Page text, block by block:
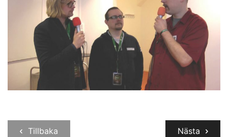
Tillbaka Nästa